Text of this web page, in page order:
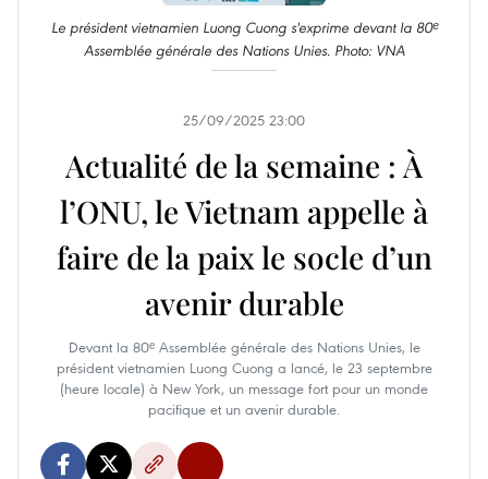
Le président vietnamien Luong Cuong s'exprime devant la 80ᵉ
Assemblée générale des Nations Unies. Photo: VNA
25/09/2025 23:00
Actualité de la semaine : À
l’ONU, le Vietnam appelle à
faire de la paix le socle d’un
avenir durable
Devant la 80ᵉ Assemblée générale des Nations Unies, le
président vietnamien Luong Cuong a lancé, le 23 septembre
(heure locale) à New York, un message fort pour un monde
pacifique et un avenir durable.